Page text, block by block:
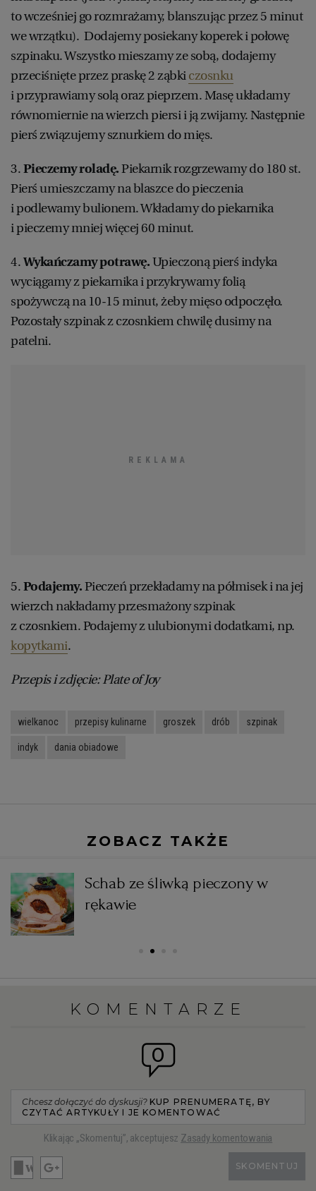
to wcześniej go rozmrażamy, blanszując przez 5 minut
we wrzątku). Dodajemy posiekany koperek i połowę
szpinaku. Wszystko mieszamy ze sobą, dodajemy
przeciśnięte przez praskę 2 ząbkiczosnku
i przyprawiamy solą oraz pieprzem. Masę układamy
równomiernie na wierzch piersi i ją zwijamy. Następnie
pierś związujemy sznurkiem do mięs.
3.Pieczemy roladę.Piekarnik rozgrzewamy do 180 st.
Pierś umieszczamy na blaszce do pieczenia
i podlewamy bulionem. Wkładamy do piekarnika
i pieczemy mniej więcej 60 minut.
4.Wykańczamy potrawę.Upieczoną pierś indyka
wyciągamy z piekarnika i przykrywamy folią
spożywczą na 10-15 minut, żeby mięso odpoczęło.
Pozostały szpinak z czosnkiem chwilę dusimy na
patelni.
5.Podajemy.Pieczeń przekładamy na półmisek i na jej
wierzch nakładamy przesmażony szpinak
z czosnkiem. Podajemy z ulubionymi dodatkami, np.
kopytkami.
Przepis i zdjęcie: Plate of Joy
wielkanoc przepisy kulinarne groszek drób szpinak
indyk dania obiadowe
ZOBACZ TAKŻE
Schab ze śliwką pieczony w
rękawie
KOMENTARZE
0
Chcesz dołączyć do dyskusji? KUP PRENUMERATĘ, BY
CZYTAĆ ARTYKUŁY I JE KOMENTOWAĆ
Klikając „Skomentuj”, akceptujesz Zasady komentowania
SKOMENTUJ